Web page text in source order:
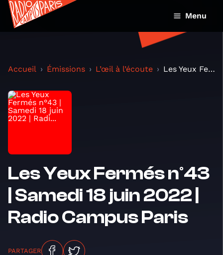
Menu
Accueil Émissions L’œil à l’écoute Les Yeux Fermés n°43 | Samedi 18 juin 2022 | Radi...
Les Yeux Fermés n°43
| Samedi 18 juin 2022 |
Radio Campus Paris
PARTAGER